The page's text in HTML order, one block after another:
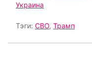
Украина
Тэги: СВО, Трамп